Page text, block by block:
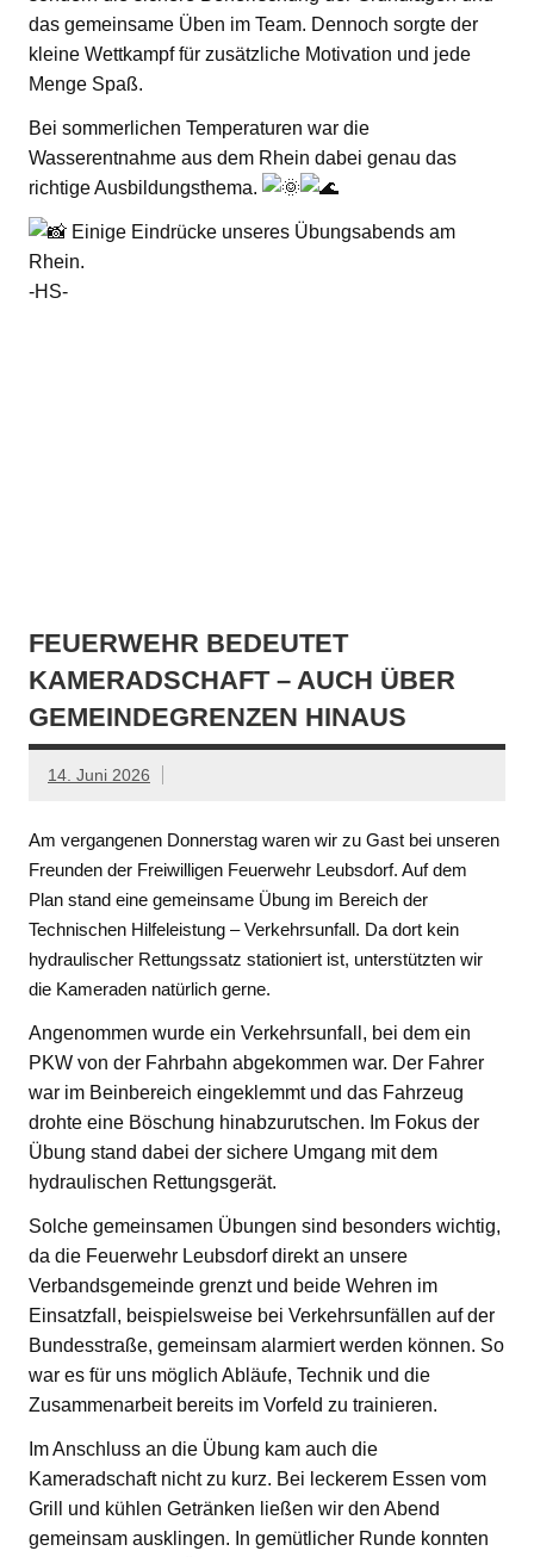
das gemeinsame Üben im Team. Dennoch sorgte der
kleine Wettkampf für zusätzliche Motivation und jede
Menge Spaß.
Bei sommerlichen Temperaturen war die
Wasserentnahme aus dem Rhein dabei genau das
richtige Ausbildungsthema.
Einige Eindrücke unseres Übungsabends am
Rhein.
-HS-
FEUERWEHR BEDEUTET
KAMERADSCHAFT – AUCH ÜBER
GEMEINDEGRENZEN HINAUS
14. Juni 2026
Am vergangenen Donnerstag waren wir zu Gast bei unseren
Freunden der Freiwilligen Feuerwehr Leubsdorf. Auf dem
Plan stand eine gemeinsame Übung im Bereich der
Technischen Hilfeleistung – Verkehrsunfall. Da dort kein
hydraulischer Rettungssatz stationiert ist, unterstützten wir
die Kameraden natürlich gerne.
Angenommen wurde ein Verkehrsunfall, bei dem ein
PKW von der Fahrbahn abgekommen war. Der Fahrer
war im Beinbereich eingeklemmt und das Fahrzeug
drohte eine Böschung hinabzurutschen. Im Fokus der
Übung stand dabei der sichere Umgang mit dem
hydraulischen Rettungsgerät.
Solche gemeinsamen Übungen sind besonders wichtig,
da die Feuerwehr Leubsdorf direkt an unsere
Verbandsgemeinde grenzt und beide Wehren im
Einsatzfall, beispielsweise bei Verkehrsunfällen auf der
Bundesstraße, gemeinsam alarmiert werden können. So
war es für uns möglich Abläufe, Technik und die
Zusammenarbeit bereits im Vorfeld zu trainieren.
Im Anschluss an die Übung kam auch die
Kameradschaft nicht zu kurz. Bei leckerem Essen vom
Grill und kühlen Getränken ließen wir den Abend
gemeinsam ausklingen. In gemütlicher Runde konnten